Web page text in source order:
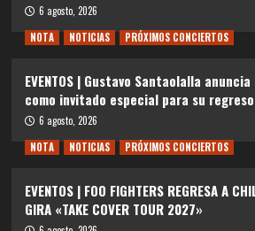
6 agosto, 2026
NOTA
NOTICIAS PRÓXIMOS CONCIERTOS
EVENTOS | Gustavo Santaolalla
como invitado especial para su
6 agosto, 2026
NOTA
NOTICIAS PRÓXIMOS CONCIERTOS
EVENTOS | FOO FIGHTERS REGRESA A
GIRA «TAKE COVER TOUR 2027»